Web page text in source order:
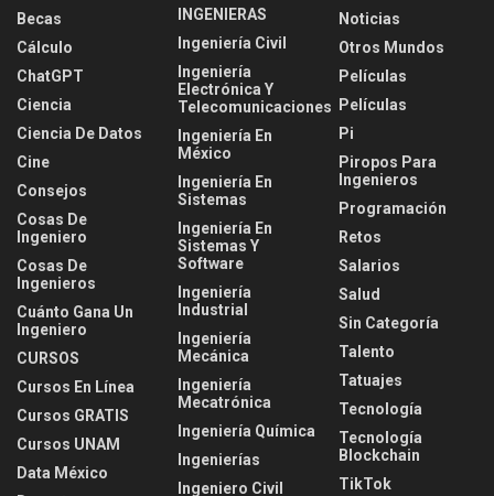
Becas
Cálculo
ChatGPT
Ciencia
Ciencia De Datos
Cine
Consejos
Cosas De
Ingeniero
Cosas De
Ingenieros
Cuánto Gana Un
Ingeniero
CURSOS
Cursos En Línea
Cursos GRATIS
Cursos UNAM
Data México
INGENIERAS
Ingeniería Civil
Ingeniería
Electrónica Y
Telecomunicaciones
Ingeniería En
México
Ingeniería En
Sistemas
Ingeniería En
Sistemas Y
Software
Ingeniería
Industrial
Ingeniería
Mecánica
Ingeniería
Mecatrónica
Ingeniería Química
Ingenierías
Ingeniero Civil
Noticias
Otros Mundos
Películas
Películas
Pi
Piropos Para
Ingenieros
Programación
Retos
Salarios
Salud
Sin Categoría
Talento
Tatuajes
Tecnología
Tecnología
Blockchain
TikTok